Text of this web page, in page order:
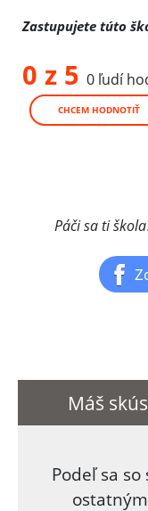
Zastupujete túto
0 z 5 0 ľudí
CHCEM HODNOTIŤ
Páči sa ti
Máš
Podeľ sa